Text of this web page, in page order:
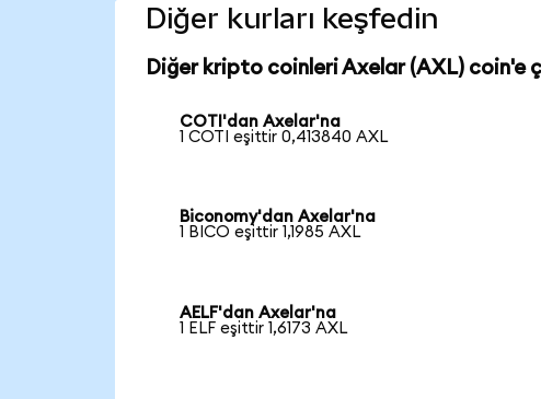
Diğer kurları keşfedin
Diğer kripto coinleri Axelar (AXL) coin'e
COTI'dan Axelar'na
1 COTI eşittir 0,413840 AXL
Biconomy'dan Axelar'na
1 BICO eşittir 1,1985 AXL
AELF'dan Axelar'na
1 ELF eşittir 1,6173 AXL